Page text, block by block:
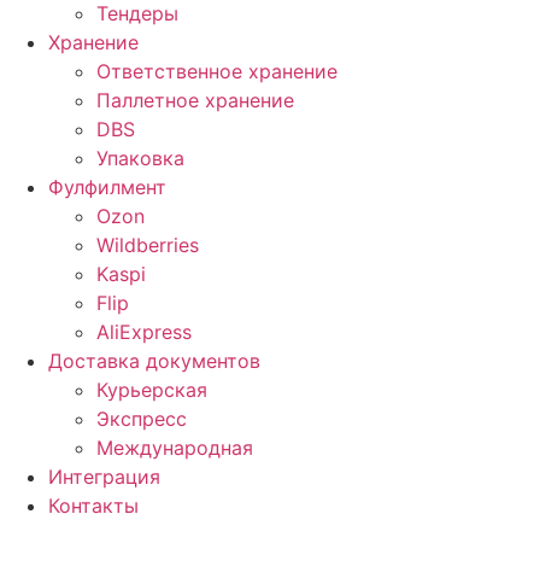
Тендеры
Хранение
Ответственное хранение
Паллетное хранение
DBS
Упаковка
Фулфилмент
Ozon
Wildberries
Kaspi
Flip
AliExpress
Доставка документов
Курьерская
Экспресс
Международная
Интеграция
Контакты